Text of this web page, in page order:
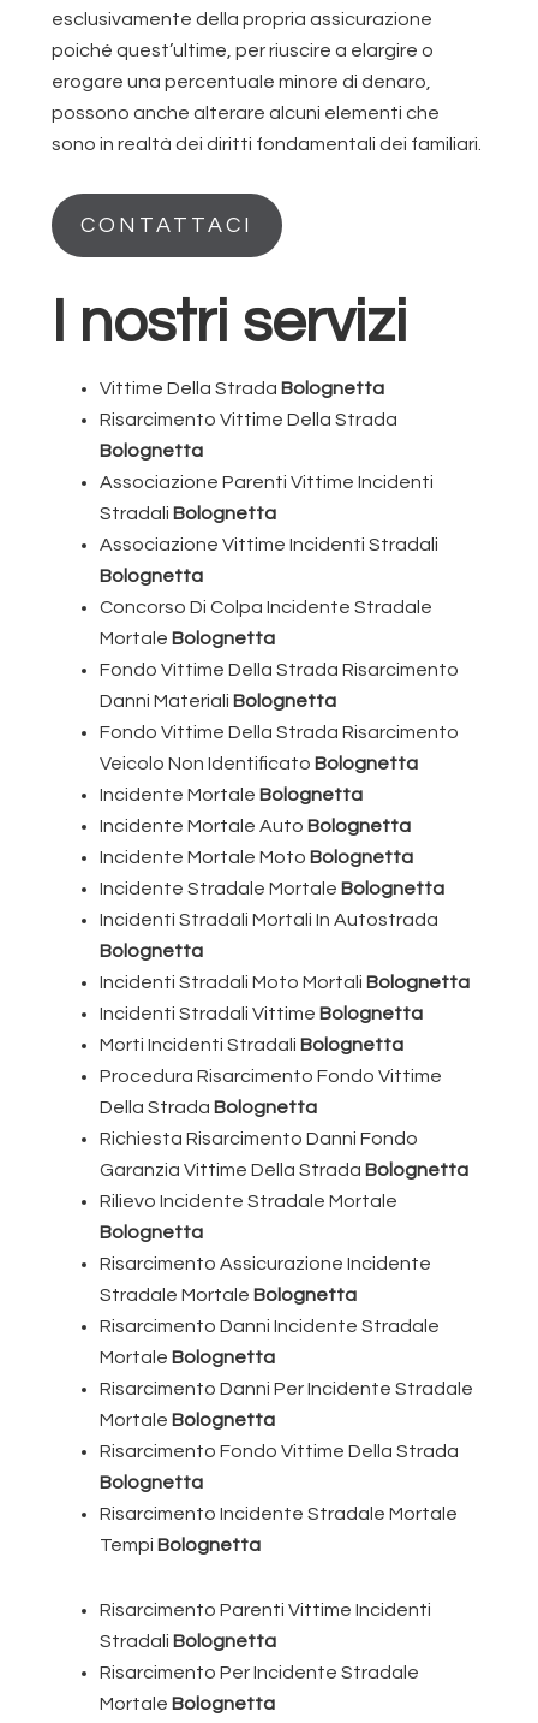
esclusivamente della propria assicurazione
poiché quest’ultime, per riuscire a elargire o
erogare una percentuale minore di denaro,
possono anche alterare alcuni elementi che
sono in realtà dei diritti fondamentali dei familiari.
CONTATTACI
I nostri servizi
Vittime Della Strada Bolognetta
Risarcimento Vittime Della Strada
Bolognetta
Associazione Parenti Vittime Incidenti
Stradali Bolognetta
Associazione Vittime Incidenti Stradali
Bolognetta
Concorso Di Colpa Incidente Stradale
Mortale Bolognetta
Fondo Vittime Della Strada Risarcimento
Danni Materiali Bolognetta
Fondo Vittime Della Strada Risarcimento
Veicolo Non Identificato Bolognetta
Incidente Mortale Bolognetta
Incidente Mortale Auto Bolognetta
Incidente Mortale Moto Bolognetta
Incidente Stradale Mortale Bolognetta
Incidenti Stradali Mortali In Autostrada
Bolognetta
Incidenti Stradali Moto Mortali Bolognetta
Incidenti Stradali Vittime Bolognetta
Morti Incidenti Stradali Bolognetta
Procedura Risarcimento Fondo Vittime
Della Strada Bolognetta
Richiesta Risarcimento Danni Fondo
Garanzia Vittime Della Strada Bolognetta
Rilievo Incidente Stradale Mortale
Bolognetta
Risarcimento Assicurazione Incidente
Stradale Mortale Bolognetta
Risarcimento Danni Incidente Stradale
Mortale Bolognetta
Risarcimento Danni Per Incidente Stradale
Mortale Bolognetta
Risarcimento Fondo Vittime Della Strada
Bolognetta
Risarcimento Incidente Stradale Mortale
Tempi Bolognetta
Risarcimento Parenti Vittime Incidenti
Stradali Bolognetta
Risarcimento Per Incidente Stradale
Mortale Bolognetta